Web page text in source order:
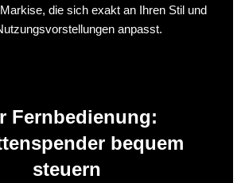
die sich exakt an Ihren Stil und
anpasst.
Fernbedienung:
bequem
steuern